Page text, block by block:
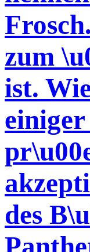
zum
ist.
des